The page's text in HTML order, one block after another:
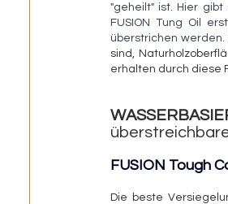
"geheilt" ist. Hier gibt
FUSION Tung Oil
überstrichen werden.
sind,
erhalten durch diese
FUSION Tough
Die beste